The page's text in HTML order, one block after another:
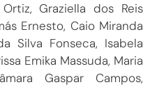
Graziella dos Reis
Ernesto, Caio Miranda
Silva Fonseca, Isabela
Emika Massuda, Maria
Gaspar Campos,